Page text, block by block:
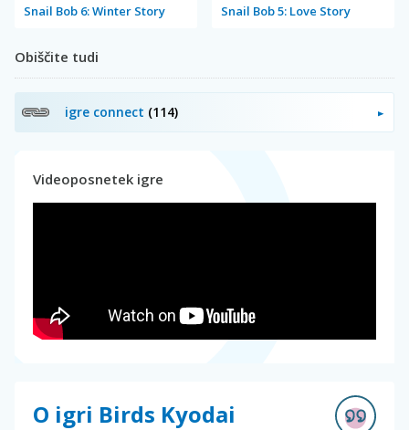
Snail Bob 6: Winter Story Snail Bob 5: Love Story
Obiščite tudi
igre connect (114)
Videoposnetek igre
O igri Birds Kyodai